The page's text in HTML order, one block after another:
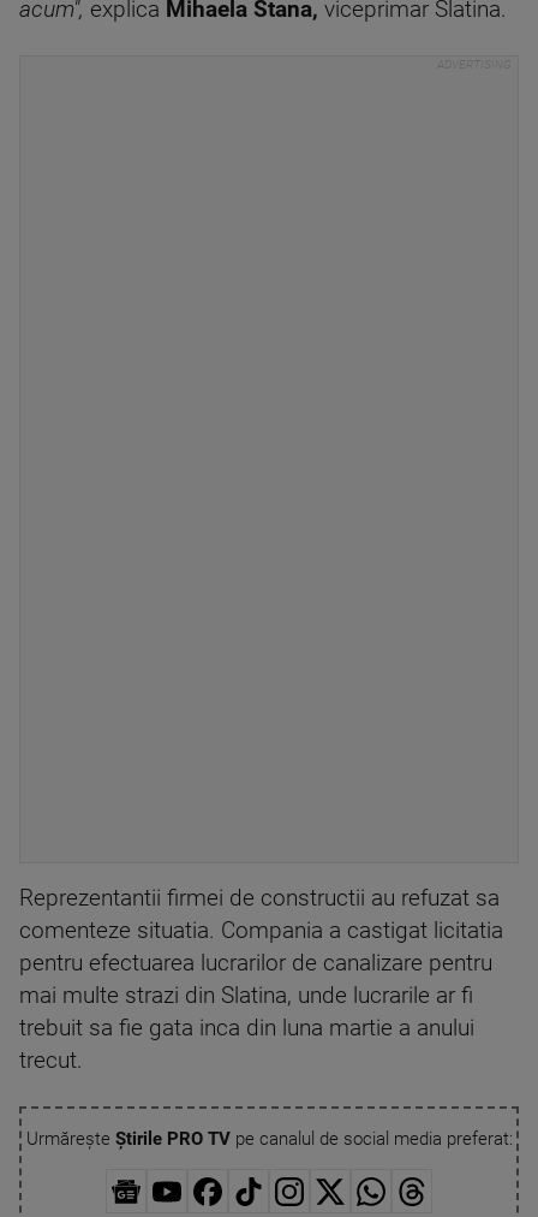
acum", explica Mihaela Stana, viceprimar Slatina.
Reprezentantii firmei de constructii au refuzat sa
comenteze situatia. Compania a castigat licitatia
pentru efectuarea lucrarilor de canalizare pentru
mai multe strazi din Slatina, unde lucrarile ar fi
trebuit sa fie gata inca din luna martie a anului
trecut.
Urmărește Știrile PRO TVpe canalul de social media preferat: